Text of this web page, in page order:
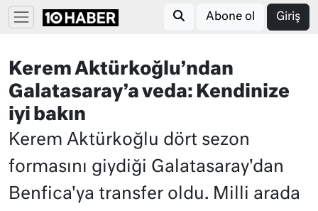
Abone ol Giriş
Kerem Aktürkoğlu’ndan
Galatasaray’a veda: Kendinize
iyi bakın
Kerem Aktürkoğlu dört sezon
formasını giydiği Galatasaray'dan
Benfica'ya transfer oldu. Milli arada